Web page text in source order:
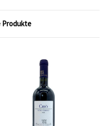
Produkte